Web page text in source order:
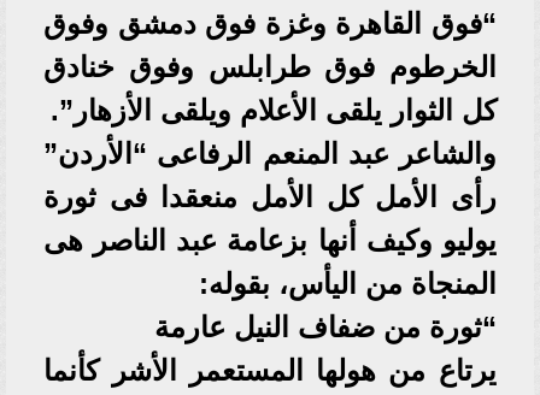
“فوق القاهرة وغزة فوق دمشق وفوق
الخرطوم فوق طرابلس وفوق خنادق
كل الثوار يلقى الأعلام ويلقى الأزهار”.
والشاعر عبد المنعم الرفاعى “الأردن”
رأى الأمل كل الأمل منعقدا فى ثورة
يوليو وكيف أنها بزعامة عبد الناصر هى
المنجاة من اليأس، بقوله:
“ثورة من ضفاف النيل عارمة
يرتاع من هولها المستعمر الأشر كأنما